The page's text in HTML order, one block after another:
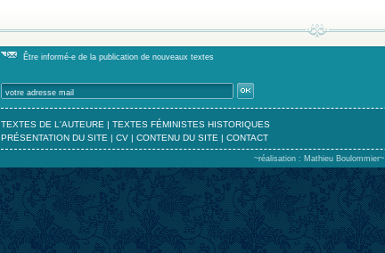
Être informé-e de la publication de nouveaux textes
TEXTES DE L'AUTEURE | TEXTES FÉMINISTES HISTORIQUES
PRÉSENTATION DU SITE | CV | CONTENU DU SITE | CONTACT
~réalisation : Mathieu Boulommier~